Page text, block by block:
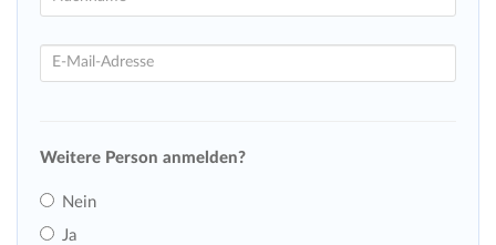
Weitere Person anmelden?
Nein
Ja